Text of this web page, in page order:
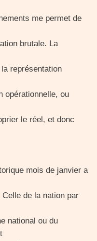
me permet de
brutale. La
représentation
opérationnelle, ou
le réel, et donc
mois de janvier a
de la nation par
national ou du